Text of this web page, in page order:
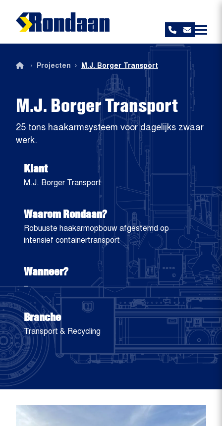
M.J. Borger Transport
25 tons haakarmsysteem voor dagelijks zwaar
werk.
› Projecten › M.J. Borger Transport
Klant
M.J. Borger Transport
Waarom Rondaan?
Robuuste haakarmopbouw afgestemd op
intensief containertransport
Wanneer?
–
Branche
Transport & Recycling